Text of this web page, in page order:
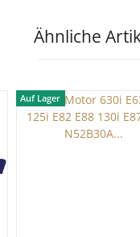
Ähnliche
Auf Lager